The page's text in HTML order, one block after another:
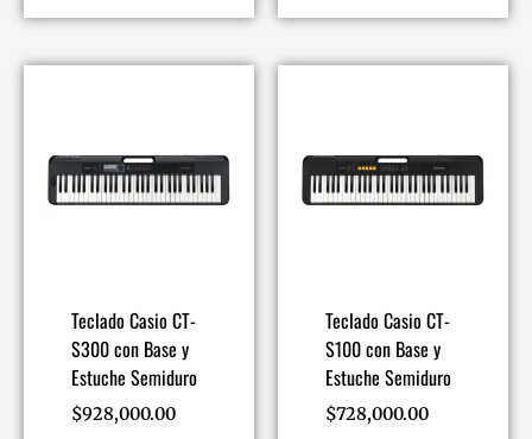
Teclado Casio CT-
S300 con Base y
Estuche Semiduro
$928,000.00
Teclado Casio CT-
S100 con Base y
Estuche Semiduro
$728,000.00